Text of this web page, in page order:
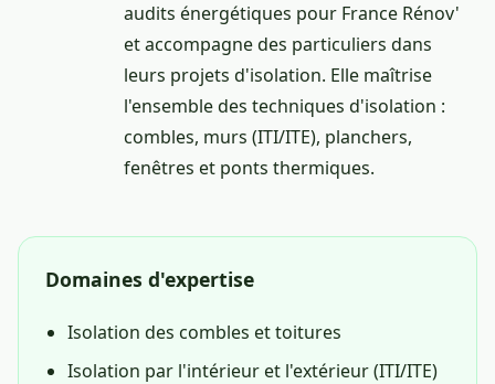
audits énergétiques pour France Rénov'
et accompagne des particuliers dans
leurs projets d'isolation. Elle maîtrise
l'ensemble des techniques d'isolation :
combles, murs (ITI/ITE), planchers,
fenêtres et ponts thermiques.
Domaines d'expertise
Isolation des combles et toitures
Isolation par l'intérieur et l'extérieur (ITI/ITE)